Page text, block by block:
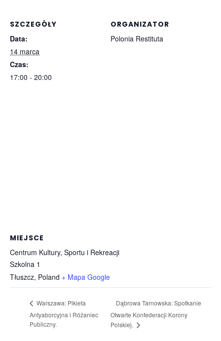
SZCZEGÓŁY
Data:
14 marca
Czas:
17:00 - 20:00
ORGANIZATOR
Polonia Restituta
MIEJSCE
Centrum Kultury, Sportu i Rekreacji
Szkolna 1
Tłuszcz, Poland + Mapa Google
Warszawa: Pikieta
Antyaborcyjna i Różaniec
Publiczny.
Dąbrowa Tarnowska: Spotkanie
Otwarte Konfederacji Korony
Polskiej.